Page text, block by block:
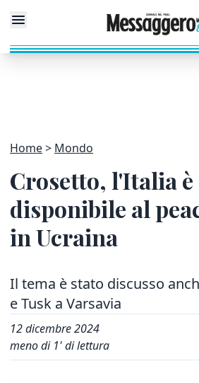
Home Mondo
Crosetto, l'Italia è
disponibile al
in Ucraina
Il tema è stato discusso
e Tusk a Varsavia
12 dicembre 2024
meno di 1' di lettura